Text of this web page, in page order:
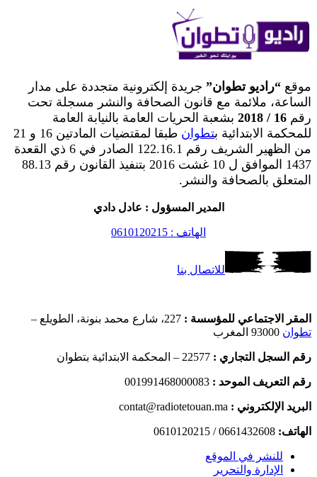
موقع “راديو تطوان” جريدة إلكترونية متجددة على مدار
الساعة، ملائمة مع قانون الصحافة والنشر مسجلة تحت
رقم 16 / 2018
بشعبة الحريات العامة بالنيابة العامة
للمحكمة الابتدائية بتطوان
طبقا لمقتضيات المادتين 16 و 21
من الظهير الشريف رقم 122.16.1 الصادر في 6 ذي القعدة
1437 الموافق ل 10 غشت 2016 بتنفيذ القانون رقم 88.13
المتعلق بالصحافة والنشر.
المدير المسؤول : عادل دادي
الهاتف : 0610120215
للاتصال بنا
المقر الاجتماعي للمؤسسة : 227، شارع محمد بنونة، الطويلع –
تطوان
رقم السجل التجاري : 22577 – المحكمة الابتدائية بتطوان
رقم التعريف الموحد : 001991468000083
البريد الإلكتروني : contat@radiotetouan.ma
الهاتف: 0661432608 / 0610120215
للنشر في الموقع
الإدارة والتحرير